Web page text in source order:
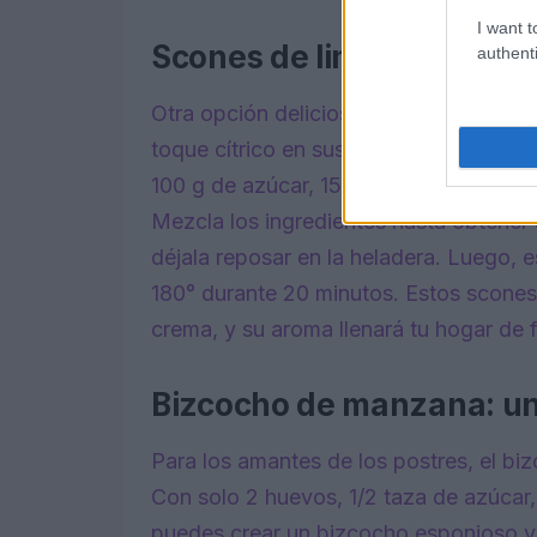
I want
Scones de limón:
Otra opción deliciosa son los scones
toque cítrico en sus comidas. Para
100 g de azúcar, 150 g de manteca
Mezcla los ingredientes hasta
déjala reposar en la heladera. Luego,
180° durante 20 minutos. Estos
crema, y su aroma llenará tu hogar de
Bizcocho de manzana:
Para los amantes de los postres, el
Con solo 2 huevos, 1/2 taza de